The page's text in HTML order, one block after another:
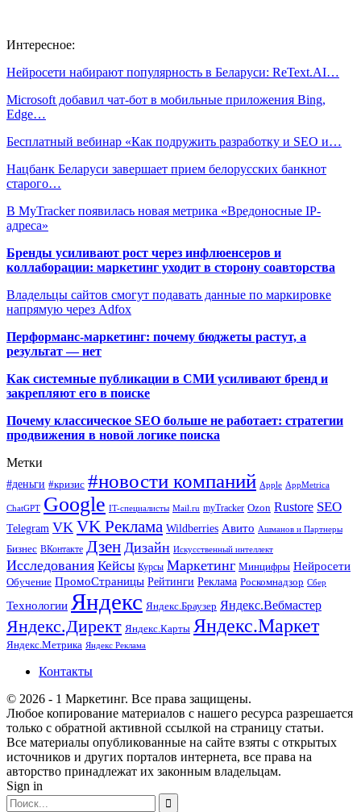
Интересное:
Нейросети набирают популярность в Беларуси: ReText.AI…
Microsoft добавил чат-бот в мобильные приложения Bing,
Edge…
Бесплатный вебинар «Как подружить разработку и SEO и…
Нацбанк Беларуси завершает прием белорусских банкнот
старого…
В MyTracker появилась новая метрика «Вредоносные IP-
адреса»
Бренды усиливают рост через инфлюенсеров и
коллаборации: маркетинг уходит в сторону соавторства
Владельцы сайтов смогут подавать данные по маркировке
напрямую через Adfox
Перформанс-маркетинг: почему бюджеты растут, а
результат — нет
Как системные публикации в СМИ усиливают бренд и
закрепляют его в поиске
Почему классическое SEO больше не работает: стратегии
продвижения в новой логике поиска
Метки
#деньги #кризис #новости компаний Apple AppMetrica
ChatGPT Google IT-специалисты Mail.ru myTracker Ozon Rustore SEO
Telegram VK VK Реклама Wildberries Авито Ашманов и Партнеры
Бизнес ВКонтакте Дзен Дизайн Искусственный интеллект
Исследования Кейсы Курсы Маркетинг Минцифры Нейросети
Обучение ПромоСтраницы Рейтинги Реклама Роскомнадзор Сбер
Технологии Яндекс Яндекс.Браузер Яндекс.Вебмастер
Яндекс.Директ Яндекс.Карты Яндекс.Маркет
Яндекс.Метрика Яндекс Реклама
Контакты
© 2026 - 1 Маркетинг. Все права защищены.
Любое копирование материалов с нашего ресурса разрешается
только с обратной активной ссылкой на страницу статьи.
Все материалы опубликованные на сайте взяты с открытых
источников и других порталов интернета, все права на
авторство принадлежат их законным владельцам.
Sign in